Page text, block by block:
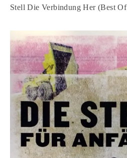
Stell Die Verbindung Her (Best